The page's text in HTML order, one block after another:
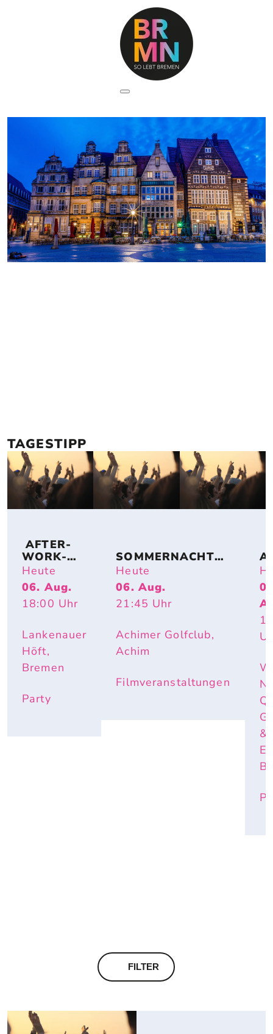
TAGESTIPP
AFTER-
WORK-
BEACHPA
RTY
Heute
06. Aug.
18:00 Uhr
Lankenauer
Höft,
Bremen
Party
SOMMERNACHTS
TRAUM – OPEN-
AIR-KINO AM SEE
(FAMILY SPECIAL):
LILO & STITCH
Heute
06. Aug.
21:45 Uhr
Achimer Golfclub,
Achim
Filmveranstaltungen
Q
&
FILTER
Datum wählen